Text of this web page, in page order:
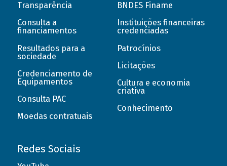
Transparência
Consulta a
financiamentos
Resultados para a
sociedade
Credenciamento de
Equipamentos
Consulta PAC
Moedas contratuais
BNDES Finame
Instituições financeiras
credenciadas
Patrocínios
Licitações
Cultura e economia
criativa
Conhecimento
Redes Sociais